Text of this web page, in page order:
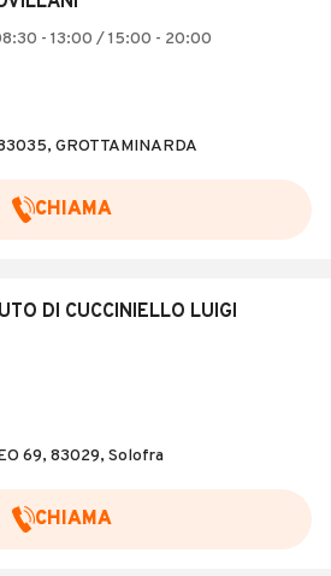
- 13:00 / 15:00 - 20:00
GROTTAMINARDA
CHIAMA
DI CUCCINIELLO LUIGI
69, 83029, Solofra
CHIAMA